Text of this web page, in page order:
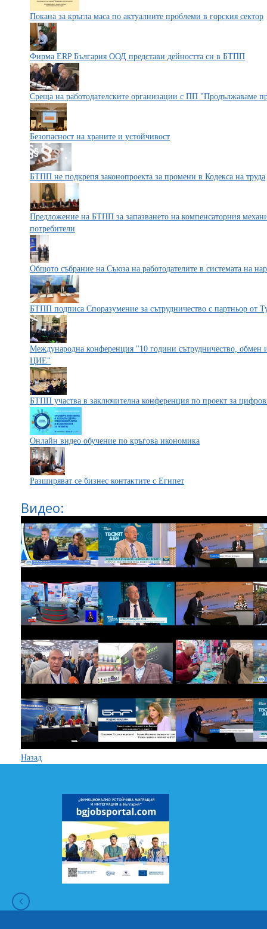
Покана за кръгла маса по актуалните проблеми в горския сектор
Фирма ERP България ООД представи дейността си в БТПП
Среща на работодателските организации с ПП "Продължаваме
Безопасност на храните и устойчивост
БТПП не подкрепя законопроекта за промени в Кодекса на труда
Предложение на БТПП за запазването на компенсаторния
потребители
Общото събрание на Съюза на работодателите в системата на
БТПП подписа Споразумение за сътрудничество с партньор от
Международна конференция "10 години сътрудничество, обмен
ЦИЕ"
БТПП участва в заключителна конференция по проект за
Онлайн видео обучение по кръгова икономика
Разширяват се бизнес контактите с Египет
Видео:
Назад